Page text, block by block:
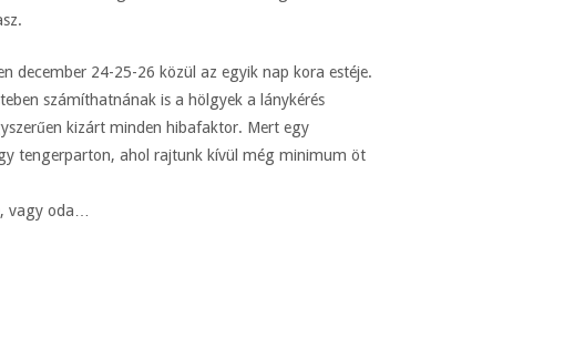
december 24-25-26 közül az egyik nap kora estéje.
számíthatnának is a hölgyek a lánykérés
kizárt minden hibafaktor. Mert egy
tengerparton, ahol rajtunk kívül még minimum öt
vagy oda…